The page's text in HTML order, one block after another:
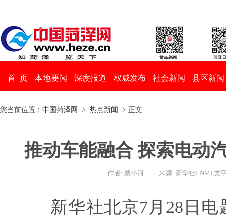
首 页 本地要闻 深度报道 权威发布 社会新闻 县区新闻
您当前位置： 中国菏泽网 > 热点新闻 > 正文
推动车能融合 探索电动
作者: 戴小河 来源: 新华社CNML文
新华社北京7月28日电